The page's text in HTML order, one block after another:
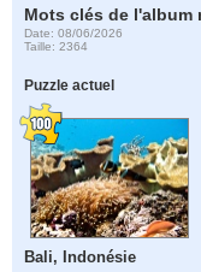
Mots clés de l'album
Date: 08/06/2026
Taille: 2364
Puzzle actuel
Bali, Indonésie